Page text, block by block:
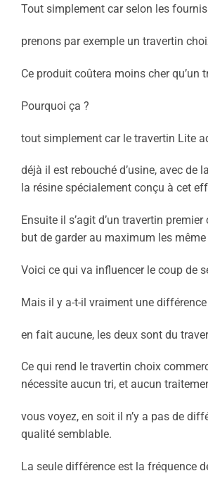
Tout simplement car selon les
prenons par exemple un travertin
Ce produit coûtera moins cher
Pourquoi ça ?
tout simplement car le travertin Lite
déjà il est rebouché d’usine, avec de
la résine spécialement conçu à cet
Ensuite il s’agit d’un travertin
but de garder au maximum les
Voici ce qui va influencer le coup de
Mais il y a-t-il vraiment une
en fait aucune, les deux sont du
Ce qui rend le travertin choix
nécessite aucun tri, et aucun
vous voyez, en soit il n’y a pas de
qualité semblable.
La seule différence est la fréquence